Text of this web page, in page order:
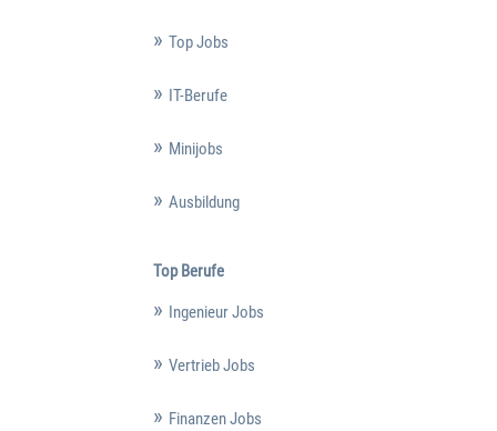
Top Jobs
IT-Berufe
Minijobs
Ausbildung
Top Berufe
Ingenieur Jobs
Vertrieb Jobs
Finanzen Jobs